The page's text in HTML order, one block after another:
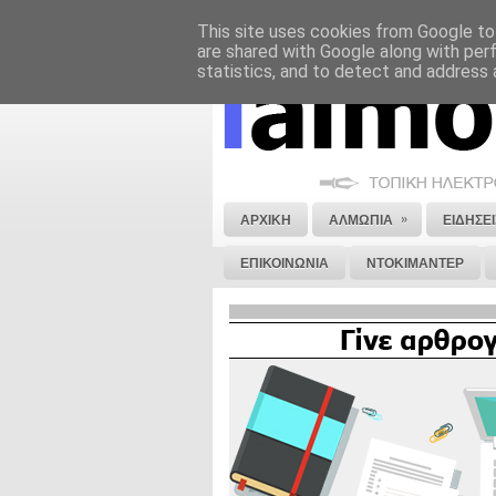
ΝΟΜΙΚΗ ΣΗΜΕΙΩΣΗ ΔΙΑΦΗΜΙΣΗ
ΑΡΧΙΚΗ ΑΛΜΩΠΙΑ »
ΕΠΙΚΟΙΝΩΝΙΑ ΝΤΟΚΙΜΑΝΤΕΡ
This site uses cookies from Google
are shared with Google along with
statistics, and to detect and address